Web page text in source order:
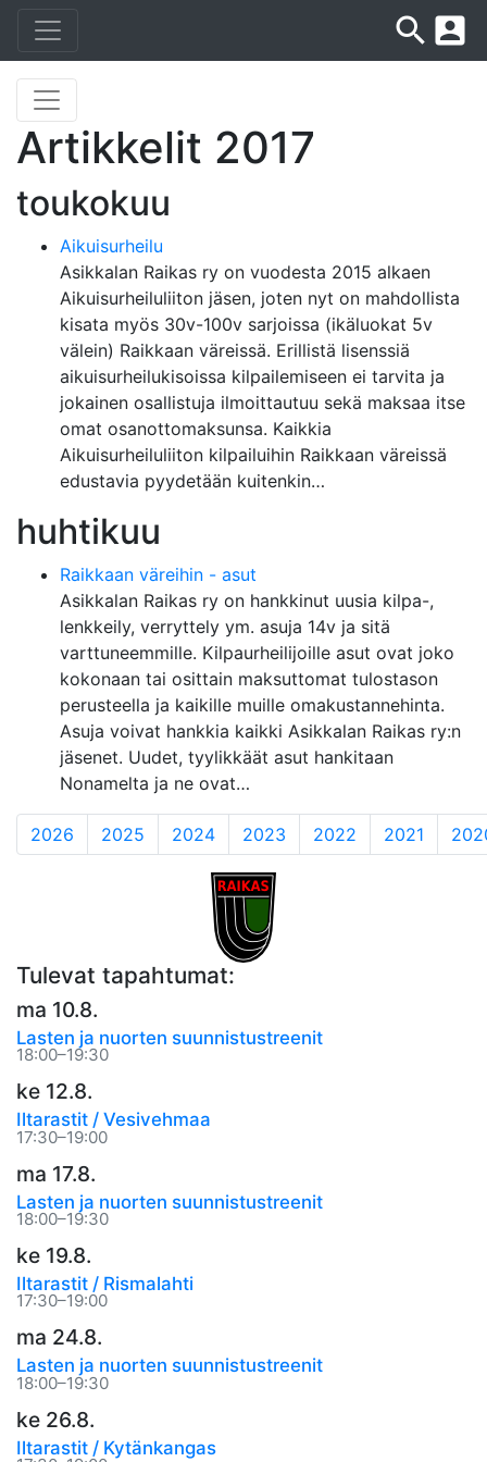
search account_box
Artikkelit 2017
toukokuu
Aikuisurheilu
Asikkalan Raikas ry on vuodesta 2015 alkaen
Aikuisurheiluliiton jäsen, joten nyt on mahdollista
kisata myös 30v-100v sarjoissa (ikäluokat 5v
välein) Raikkaan väreissä. Erillistä lisenssiä
aikuisurheilukisoissa kilpailemiseen ei tarvita ja
jokainen osallistuja ilmoittautuu sekä maksaa itse
omat osanottomaksunsa. Kaikkia
Aikuisurheiluliiton kilpailuihin Raikkaan väreissä
edustavia pyydetään kuitenkin…
huhtikuu
Raikkaan väreihin - asut
Asikkalan Raikas ry on hankkinut uusia kilpa-,
lenkkeily, verryttely ym. asuja 14v ja sitä
varttuneemmille. Kilpaurheilijoille asut ovat joko
kokonaan tai osittain maksuttomat tulostason
perusteella ja kaikille muille omakustannehinta.
Asuja voivat hankkia kaikki Asikkalan Raikas ry:n
jäsenet. Uudet, tyylikkäät asut hankitaan
Nonamelta ja ne ovat…
2026 2025 2024 2023 2022 2021
Tulevat tapahtumat:
ma 10.8.
Lasten ja nuorten suunnistustreenit
18:00–19:30
ke 12.8.
Iltarastit / Vesivehmaa
17:30–19:00
ma 17.8.
Lasten ja nuorten suunnistustreenit
18:00–19:30
ke 19.8.
Iltarastit / Rismalahti
17:30–19:00
ma 24.8.
Lasten ja nuorten suunnistustreenit
18:00–19:30
ke 26.8.
Iltarastit / Kytänkangas